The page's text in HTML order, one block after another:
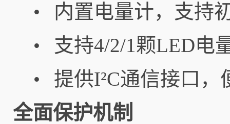
• 内置电量计，支持
• 支持4/2/1颗LED电
• 提供I²C通信接口
全面保护机制